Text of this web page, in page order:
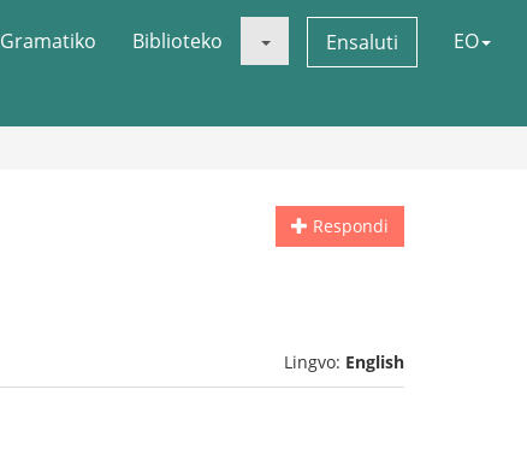
Gramatiko Biblioteko Ensaluti EO
Respondi
Lingvo: English